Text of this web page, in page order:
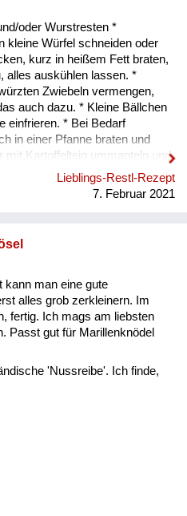
oder Wurstresten *
kleine Würfel schneiden oder
kurz in heißem Fett braten,
alles auskühlen lassen. *
Zwiebeln vermengen,
auch dazu. * Kleine Bällchen
einfrieren. * Bei Bedarf
in einer Pfanne braten und
mit Kartoffelteig ummanteln und
machen. - Gutes Gelingen!
Lieblings-Restl-Rezept
7. Februar 2021
kann man eine gute
alles grob zerkleinern. Im
fertig. Ich mags am liebsten
Passt gut für Marillenknödel
'Nussreibe'. Ich finde,